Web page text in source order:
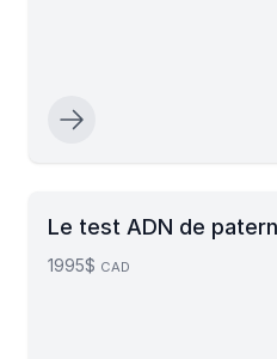
Le test ADN de
1995$ CAD